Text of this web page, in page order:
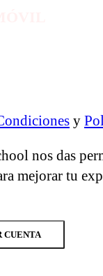
y
nos das
mejorar tu
CUENTA